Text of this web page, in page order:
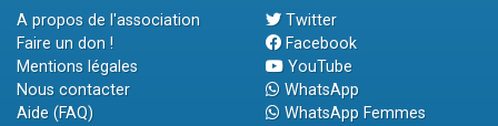
A propos de l'association
Faire un don !
Mentions légales
Nous contacter
Aide (FAQ)
Twitter
Facebook
YouTube
WhatsApp
WhatsApp Femmes